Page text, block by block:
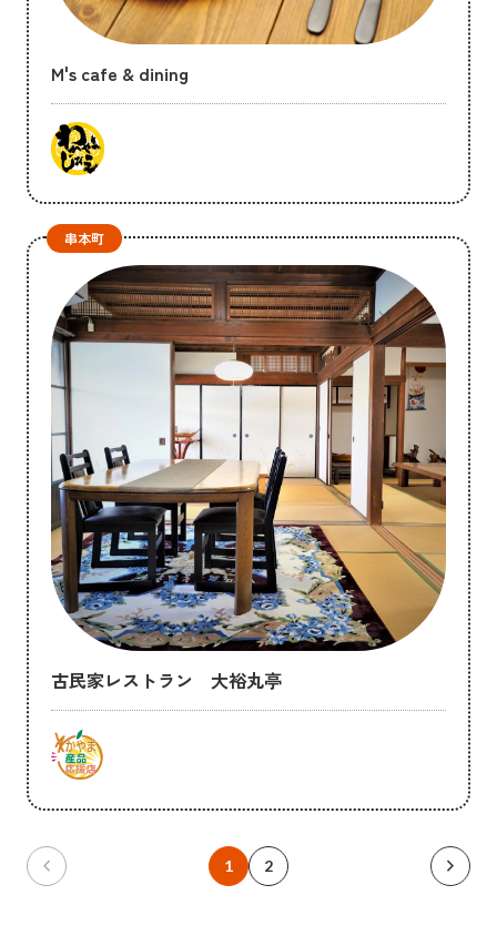
M's cafe & dining
串本町
古民家レストラン 大裕丸亭
chevron_left
前のページ 1 2 次のペー
chevron_right